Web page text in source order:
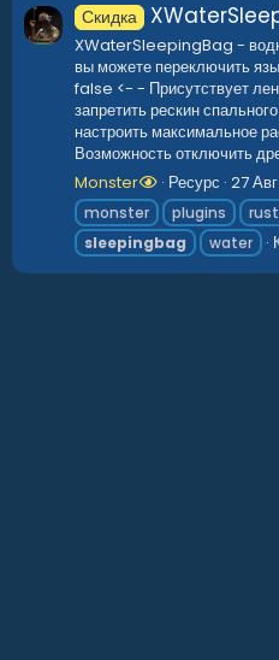
Скидка
XWaterSleepingBag -
вы можете переключить
false <- - Присутствует
запретить рескин
настроить максимальное
Возможность отключить
Monster
Ресурс 27
monster
plugins rust
sleepingbag
water